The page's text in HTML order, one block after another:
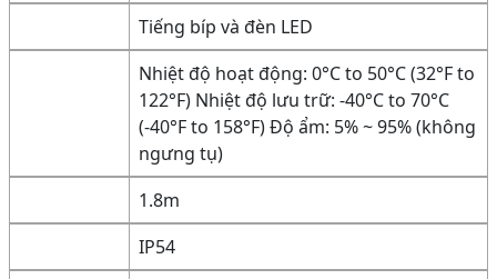
Tiếng bíp và đèn LED
Nhiệt độ hoạt động: 0°C to 50°C (32°F to
122°F) Nhiệt độ lưu trữ: -40°C to 70°C
(-40°F to 158°F) Độ ẩm: 5% ~ 95% (không
ngưng tụ)
1.8m
IP54